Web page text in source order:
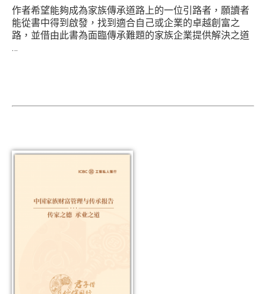
作者希望能夠成為家族傳承道路上的一位引路者，願讀者
能從書中得到啟發，找到適合自己或企業的卓越創富之
路，並借由此書為面臨傳承難題的家族企業提供解決之道
…